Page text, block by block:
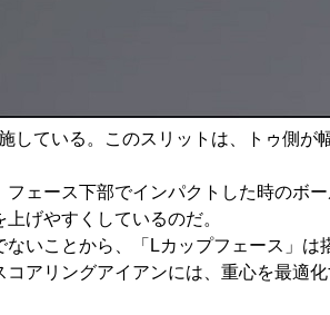
ている。このスリットは、トゥ側が
ェース下部でインパクトした時のボ
げやすくしているのだ。
いことから、「Lカップフェース」は
アリングアイアンには、重心を最適